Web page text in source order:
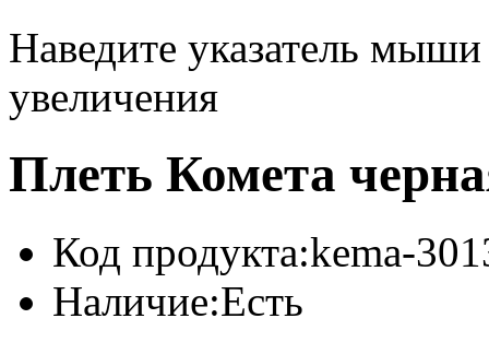
Наведите указатель
увеличения
Плеть Комета
Код продукта:kema-
Наличие:Есть